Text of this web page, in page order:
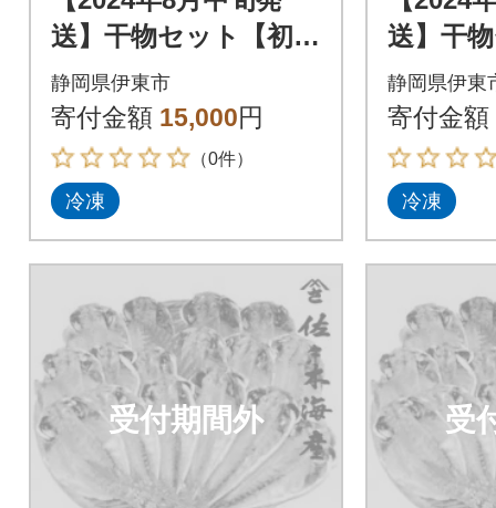
送】干物セット【初島
C】特トロあじ・中あ
じ各8枚 伊豆・伊東
の干物詰め合わせ
静岡県伊東市
寄付金額 15,000円
（0件）
冷凍
送】干
C】特ト
じ各8
の干物
静岡県伊東
寄付金額
冷凍
受付期間外 受